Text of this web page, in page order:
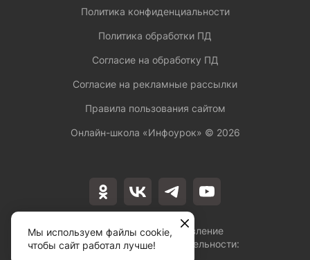
Лицензия на осуществление
образовательной деятельности:
Политика конфиденциальности
Политика обработки ПД
Согласие на обработку ПД
Согласие на рекламные рассылки
Правила пользования сайтом
Онлайн-школа «Инфоурок» © 2026
Мы используем файлы cookie,
чтобы сайт работал лучше!